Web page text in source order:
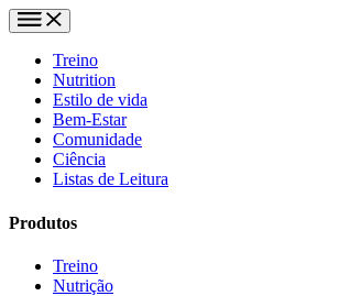
Treino
Nutrition
Estilo de vida
Bem-Estar
Comunidade
Ciência
Listas de Leitura
Produtos
Treino
Nutrição